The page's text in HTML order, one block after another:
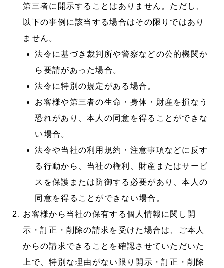
第三者に開示することはありません。ただし、
以下の事例に該当する場合はその限りではあり
ません。
法令に基づき裁判所や警察などの公的機関か
ら要請があった場合。
法令に特別の規定がある場合。
お客様や第三者の生命・身体・財産を損なう
恐れがあり、本人の同意を得ることができな
い場合。
法令や当社の利用規約・注意事項などに反す
る行動から、当社の権利、財産またはサービ
スを保護または防御する必要があり、本人の
同意を得ることができない場合。
お客様から当社の保有する個人情報に関し開
示・訂正・削除の請求を受けた場合は、ご本人
からの請求できることを確認させていただいた
上で、特別な理由がない限り開示・訂正・削除